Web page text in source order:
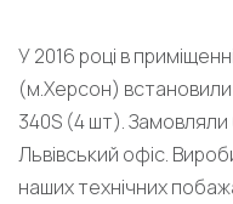
У 2016 році в
(м.Херсон) встановили
340S (4 шт).
Львівський офіс.
наших технічних